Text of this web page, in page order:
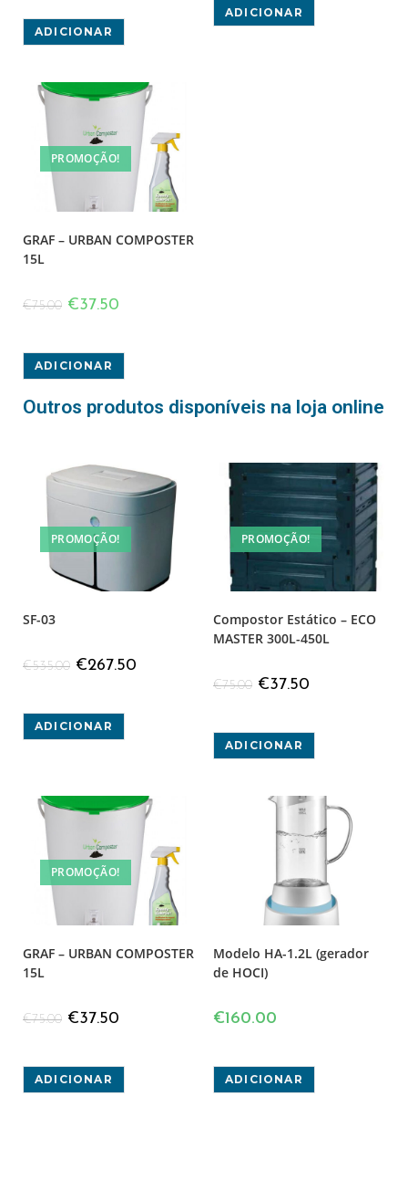
ADICIONAR
ADICIONAR
PROMOÇÃO!
GRAF – URBAN COMPOSTER
15L
€75.00 €37.50
ADICIONAR
Outros produtos disponíveis na loja online
PROMOÇÃO!
SF-03
€535.00 €267.50
ADICIONAR
PROMOÇÃO!
Compostor Estático – ECO
MASTER 300L-450L
€75.00 €37.50
ADICIONAR
PROMOÇÃO!
GRAF – URBAN COMPOSTER
15L
€75.00 €37.50
ADICIONAR
Modelo HA-1.2L (gerador
de HOCI)
€160.00
ADICIONAR